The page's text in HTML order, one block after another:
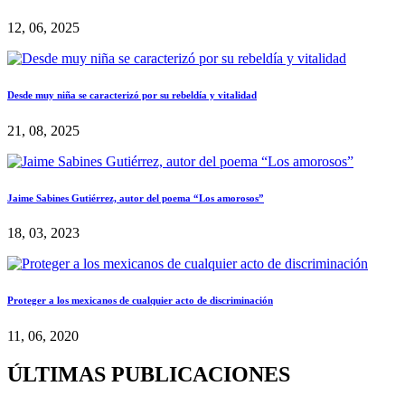
12, 06, 2025
Desde muy niña se caracterizó por su rebeldía y vitalidad
21, 08, 2025
Jaime Sabines Gutiérrez, autor del poema “Los amorosos”
18, 03, 2023
Proteger a los mexicanos de cualquier acto de discriminación
11, 06, 2020
ÚLTIMAS PUBLICACIONES